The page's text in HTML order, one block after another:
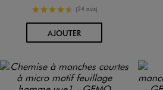
4.5/5 de moyenne
(24 avis)
AJOUTERAU PANIER